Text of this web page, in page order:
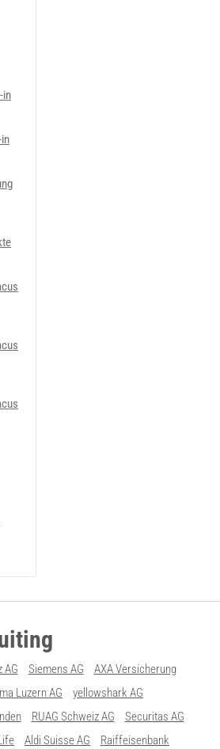
in
AG Siemens AG
AXA Versicherung
Luzern AG
yellowshark AG
RUAG Schweiz AG
Securitas AG
Aldi Suisse AG Raiffeisenbank